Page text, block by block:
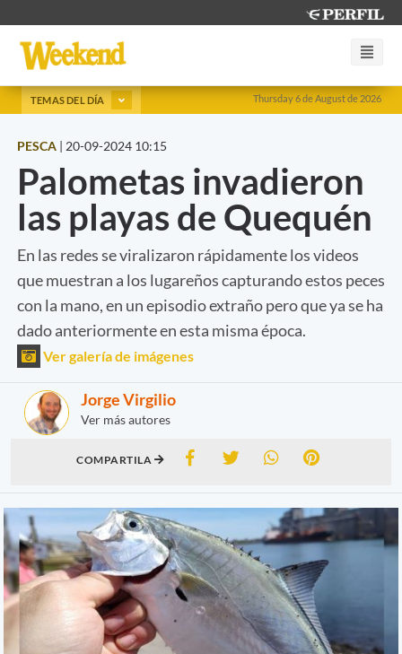
Thursday 6 de August de 2026
TEMAS DEL DÍA
PESCA | 20-09-2024 10:15
Palometas invadieron
las playas de Quequén
En las redes se viralizaron rápidamente los videos
que muestran a los lugareños capturando estos peces
con la mano, en un episodio extraño pero que ya se ha
dado anteriormente en esta misma época.
Ver galería de imágenes
Jorge Virgilio
Ver más autores
COMPARTILA